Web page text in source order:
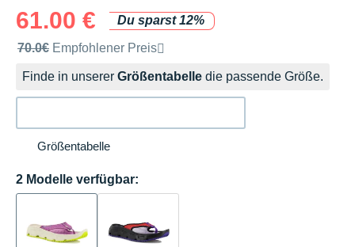
61.00 €
Du sparst 12%
Unverbindliche Preisempfehlung der Marke
70.0€ Empfohlener Preis
Finde in unserer Größentabelle die passende Größe.
Größentabelle
2 Modelle verfügbar: